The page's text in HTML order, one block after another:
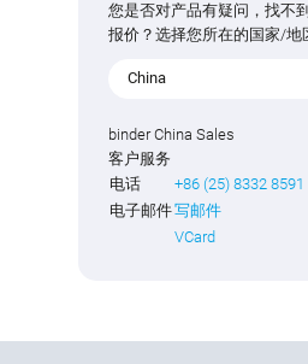
您是否对产品有疑问，找不
报价？选择您所在的国家/地
China
binder China Sales
客户服务
电话
+86 (25) 8332 8591
电子邮件写邮件
VCard